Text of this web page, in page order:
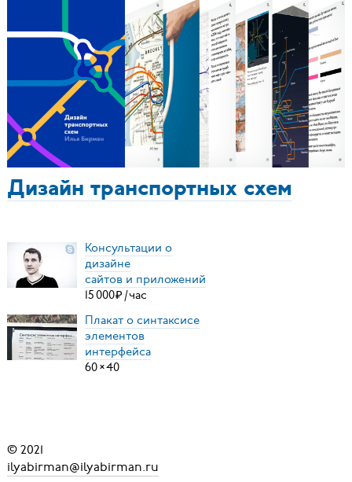
Дизайн транспортных схем
Консультации о
дизайне
сайтов и приложений
15000₽ /час
Плакат о синтаксисе
элементов
интерфейса
60×40
© 2021
ilyabirman@ilyabirman.ru